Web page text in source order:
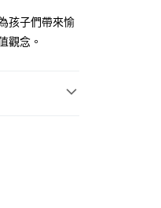
」服務完成之
關給付款項請
司不負相關責
公司將視審查
孩子們帶來愉
觀念。